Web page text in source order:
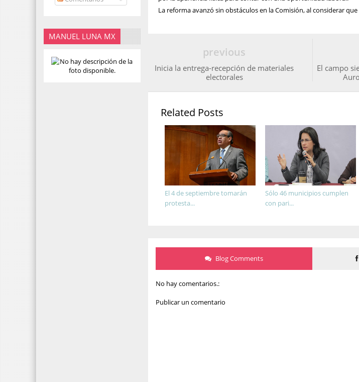
MANUEL LUNA MX
La reforma avanzó sin obstáculos en la Comisión, al considerar
El campo
previous
Inicia la entrega-recepción de materiales
electorales
Related Posts
Sólo 46 municipios cumplen
con pari...
El 4 de septiembre tomarán
protesta...
Blog Comments
No hay comentarios.:
Publicar un comentario